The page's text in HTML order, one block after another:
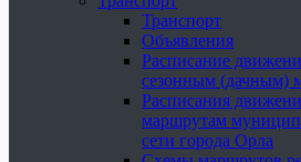
Транспорт
Объявления
Расписание
сезонным (дачным)
Расписания
маршрутам
сети города Орла